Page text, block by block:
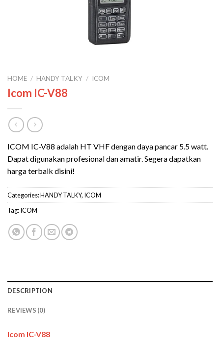
HOME / HANDY TALKY / ICOM
Icom IC-V88
ICOM IC-V88 adalah HT VHF dengan daya pancar 5.5 watt.
Dapat digunakan profesional dan amatir. Segera dapatkan
harga terbaik disini!
Categories:HANDY TALKY, ICOM
Tag:ICOM
DESCRIPTION
REVIEWS (0)
Icom IC-V88